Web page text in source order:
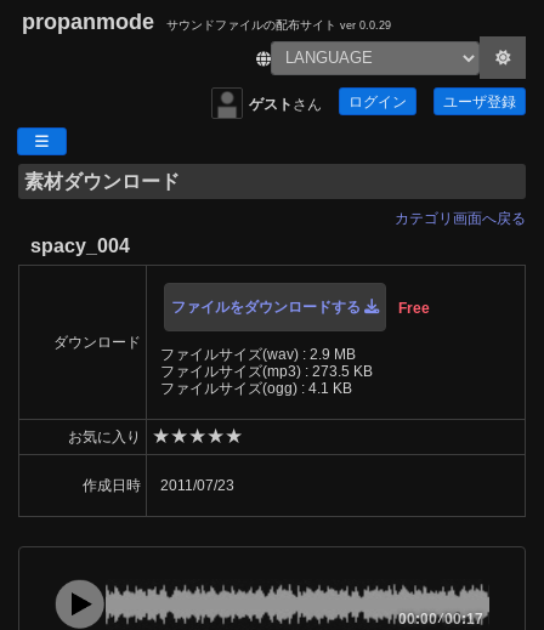
propanmode サウンドファイルの配布サイト ver 0.0.29
ゲスト さん ログイン ユーザ登録
素材ダウンロード
カテゴリ画面へ戻る
spacy_004
ダウンロード
ファイルをダウンロードする Free
ファイルサイズ(wav) : 2.9 MB
ファイルサイズ(mp3) : 273.5 KB
ファイルサイズ(ogg) : 4.1 KB
お気に入り ★★★★★
作成日時 2011/07/23
00:00/00:17